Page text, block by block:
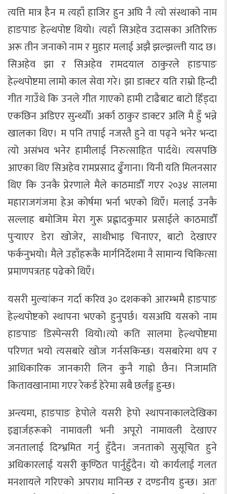
त्यत्ति मात्र हैन म त्यहाँ हाजिर हुन अघि नै त्यो संस्थाको नाम
हाङपाङ हेल्थपोष्ट थियो। त्यहाँ सिअहेव उदासका अतिरिक्त
अरू तीन जनाको नाम र मुहार मलाई अझै झल्झल्ती याद छ।
सिअहेव झा र सिअहेव रामदयाल ठाकुरले हाङपाङ
हेल्थपोष्टमा लामो काल सेवा गरे। झा डाक्टर यति राम्रो हिन्दी
गीत गाउँथे कि उनले गीत गाएको हामी टाढैबाट बाटो हिँड्दा
एकछिन अडिएर सुन्थ्यौँ। अर्का ठाकुर डाक्टर अलि मै हुँ भन्ने
खालका थिए। म पनि तपाई नजस्तै हुने वा पढ्ने भनेर भन्दा
त्यो असंभव भनेर हामीलाई निरुत्साहित पार्दथे। त्यसपछि
आएका थिए सिअहेव रामप्रसाद ढुँगाना। यिनी यति मिलनसार
थिए कि उनकै प्रेरणाले मैले काठमाडौँ गएर २०३४ सालमा
महाराजगंजमा हेअ कोर्षमा भर्ना भएको थिएँ। मलाई उनकै
सल्लाह बमोजिम मेरा गुरू प्रह्लादकुमार प्रसाईले काठमाडौँ
पुर्‍याएर डेरा खोजेर, साथीभाइ चिनाएर, बाटो देखाएर
फर्कनुभयो। मैले उहाँहरूकै मार्गनिर्देशमा नै सामान्य चिकित्सा
प्रमाणपत्रतह पढेको थिएँ।
यसरी मुल्यांकन गर्दा करिव ३० दशकको आरम्भमै हाङपाङ
हेल्थपोष्टको स्थापना भएको हुनुपर्छ। यसअघि यसको नाम
हाङपाङ डिस्पेन्सरी थियो।त्यो कति सालमा हेल्थपोष्टमा
परिणत भयो त्यसबारे खोज गर्नसकिन्छ। यसबारेमा थप र
आधिकारिक जानकारी लिन कुनै गाह्रो छैन। निजामति
कितावखानामा गएर रेकर्ड हेरेमा सबै छर्लङ्ग हुन्छ।
अन्त्यमा, हाङपाङ हेपोले यसरी हेपो स्थापनाकालदेखिका
इञ्चार्जहरूको नामावली भनी अपूरो नामावली देखाएर
जनतालाई दिग्भ्रमित गर्नु हुँदैन। जनताको सुसूचित हुने
अधिकारलाई यसरी कुण्ठित पार्नुहुँदैन। यो कार्यलाई गलत
मनशायले गरिएको अपराध मानिन्छ र दण्डनीय हुन्छ। अतः